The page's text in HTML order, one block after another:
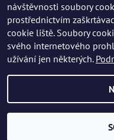
2026 © Muzeum Karla
návštěvnosti soubory
prostřednictvím
cookie liště. Soubory
svého internetového
užívání jen některých.